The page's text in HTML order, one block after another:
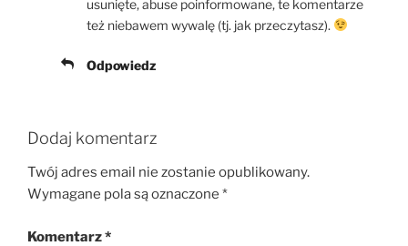
usunięte, abuse poinformowane, te komentarze
też niebawem wywalę (tj. jak przeczytasz).
Odpowiedz
Dodaj komentarz
Twój adres email nie zostanie opublikowany.
Wymagane pola są oznaczone *
Komentarz*